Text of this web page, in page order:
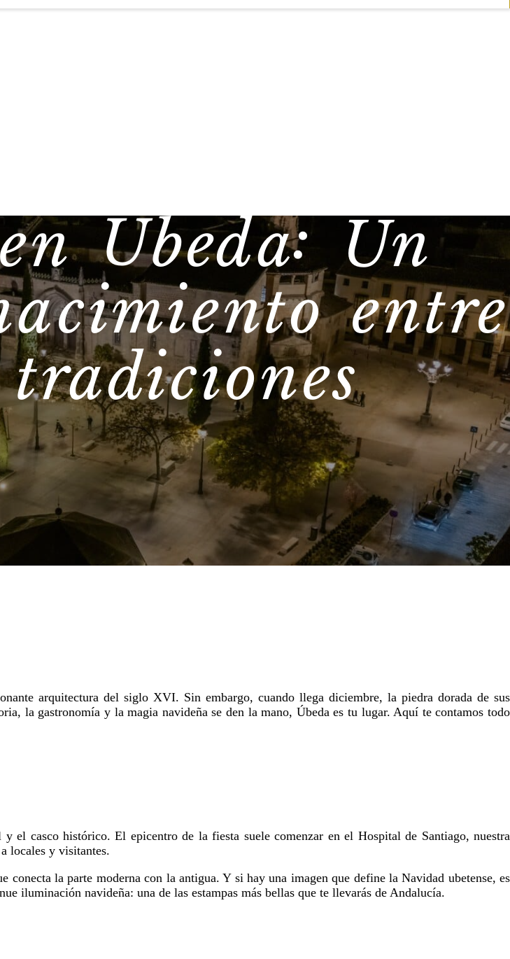
Úbeda: Un
entre
arquitectura del siglo XVI. Sin embargo, cuando llega diciembre, la piedra dorada de sus
la gastronomía y la magia navideña se den la mano, Úbeda es tu lugar. Aquí te contamos todo
el casco histórico. El epicentro de la fiesta suele comenzar en el Hospital de Santiago, nuestra
locales y visitantes.
la parte moderna con la antigua. Y si hay una imagen que define la Navidad ubetense, es
iluminación navideña: una de las estampas más bellas que te llevarás de Andalucía.